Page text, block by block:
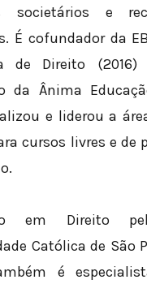
societários e
É cofundador da
de Direito
da Ânima
e liderou a
cursos livres e de
em Direito
Católica de São
é